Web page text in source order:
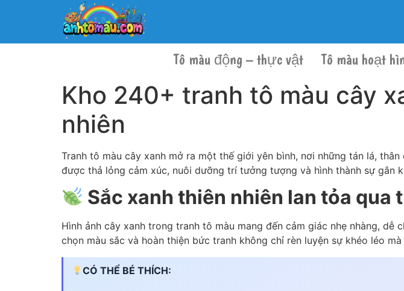
Tô màu động – thực vật Tô màu hoạt
Kho 240+ tranh tô màu cây
nhiên
Tranh tô màu cây xanh mở ra một thế giới yên bình, nơi những tán lá,
được thả lỏng cảm xúc, nuôi dưỡng trí tưởng tượng và hình thành sự gắn
Sắc xanh thiên nhiên lan tỏa qua
Hình ảnh cây xanh trong tranh tô màu mang đến cảm giác nhẹ nhàng,
chọn màu sắc và hoàn thiện bức tranh không chỉ rèn luyện sự khéo léo
CÓ THỂ BÉ THÍCH: